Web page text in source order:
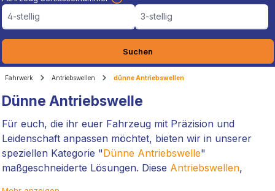
4-stellig
3-stellig
Suchen
Fahrwerk Antriebswellen dünne Antriebswellen
Dünne Antriebswelle
Für euch, die ihr euer Fahrzeug mit Präzision und
Leidenschaft anpassen möchtet, bieten wir in unserer
speziellen Kategorie "Dünne Antriebswelle"
maßgeschneiderte Lösungen. Diese Antriebswellen,